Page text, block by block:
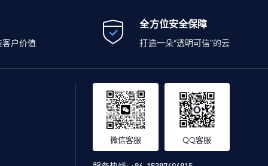
户价值
全方位安全保障
打造一朵“透明可信”的云
微信客服 QQ客服